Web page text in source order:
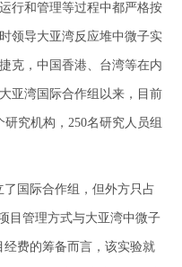
行和管理等过程中都严格按
领导大亚湾反应堆中微子实
克，中国香港、台湾等在内
亚湾国际合作组以来，目前
究机构，250名研究人员组
国际合作组，但外方只占
目管理方式与大亚湾中微子
费的筹备而言，该实验就